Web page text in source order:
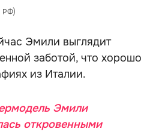
РФ)
Эмили выглядит
заботой, что хорошо
из Италии.
Эмили
откровенными